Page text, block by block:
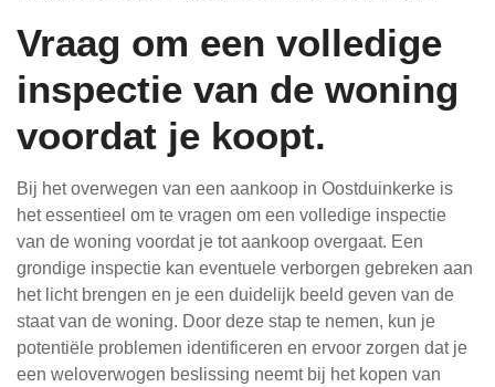
Vraag om een volledige
inspectie van de woning
voordat je koopt.
Bij het overwegen van een aankoop in Oostduinkerke is
het essentieel om te vragen om een volledige inspectie
van de woning voordat je tot aankoop overgaat. Een
grondige inspectie kan eventuele verborgen gebreken aan
het licht brengen en je een duidelijk beeld geven van de
staat van de woning. Door deze stap te nemen, kun je
potentiële problemen identificeren en ervoor zorgen dat je
een weloverwogen beslissing neemt bij het kopen van